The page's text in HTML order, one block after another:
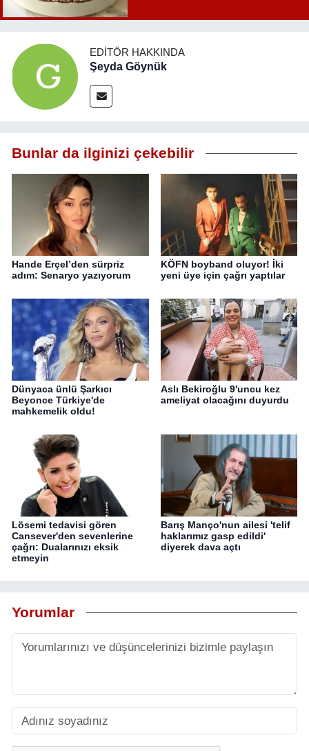
EDITÖR HAKKINDA
Şeyda Göynük
Bunlar da ilginizi çekebilir
Hande Erçel’den sürpriz
adım: Senaryo yazıyorum
KÖFN boyband oluyor! İki
yeni üye için çağrı yaptılar
Dünyaca ünlü Şarkıcı
Beyonce Türkiye'de
mahkemelik oldu!
Aslı Bekiroğlu 9'uncu kez
ameliyat olacağını duyurdu
Lösemi tedavisi gören
Cansever'den sevenlerine
çağrı: Dualarınızı eksik
etmeyin
Barış Manço'nun ailesi 'telif
haklarımız gasp edildi'
diyerek dava açtı
Yorumlar